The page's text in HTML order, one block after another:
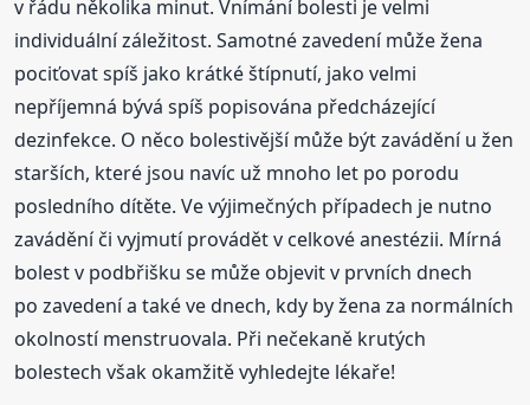
v řádu několika minut. Vnímání bolesti je velmi
individuální záležitost. Samotné zavedení může žena
pociťovat spíš jako krátké štípnutí, jako velmi
nepříjemná bývá spíš popisována předcházející
dezinfekce. O něco bolestivější může být zavádění u žen
starších, které jsou navíc už mnoho let po porodu
posledního dítěte. Ve výjimečných případech je nutno
zavádění či vyjmutí provádět v celkové anestézii. Mírná
bolest v podbřišku se může objevit v prvních dnech
po zavedení a také ve dnech, kdy by žena za normálních
okolností menstruovala. Při nečekaně krutých
bolestech však okamžitě vyhledejte lékaře!